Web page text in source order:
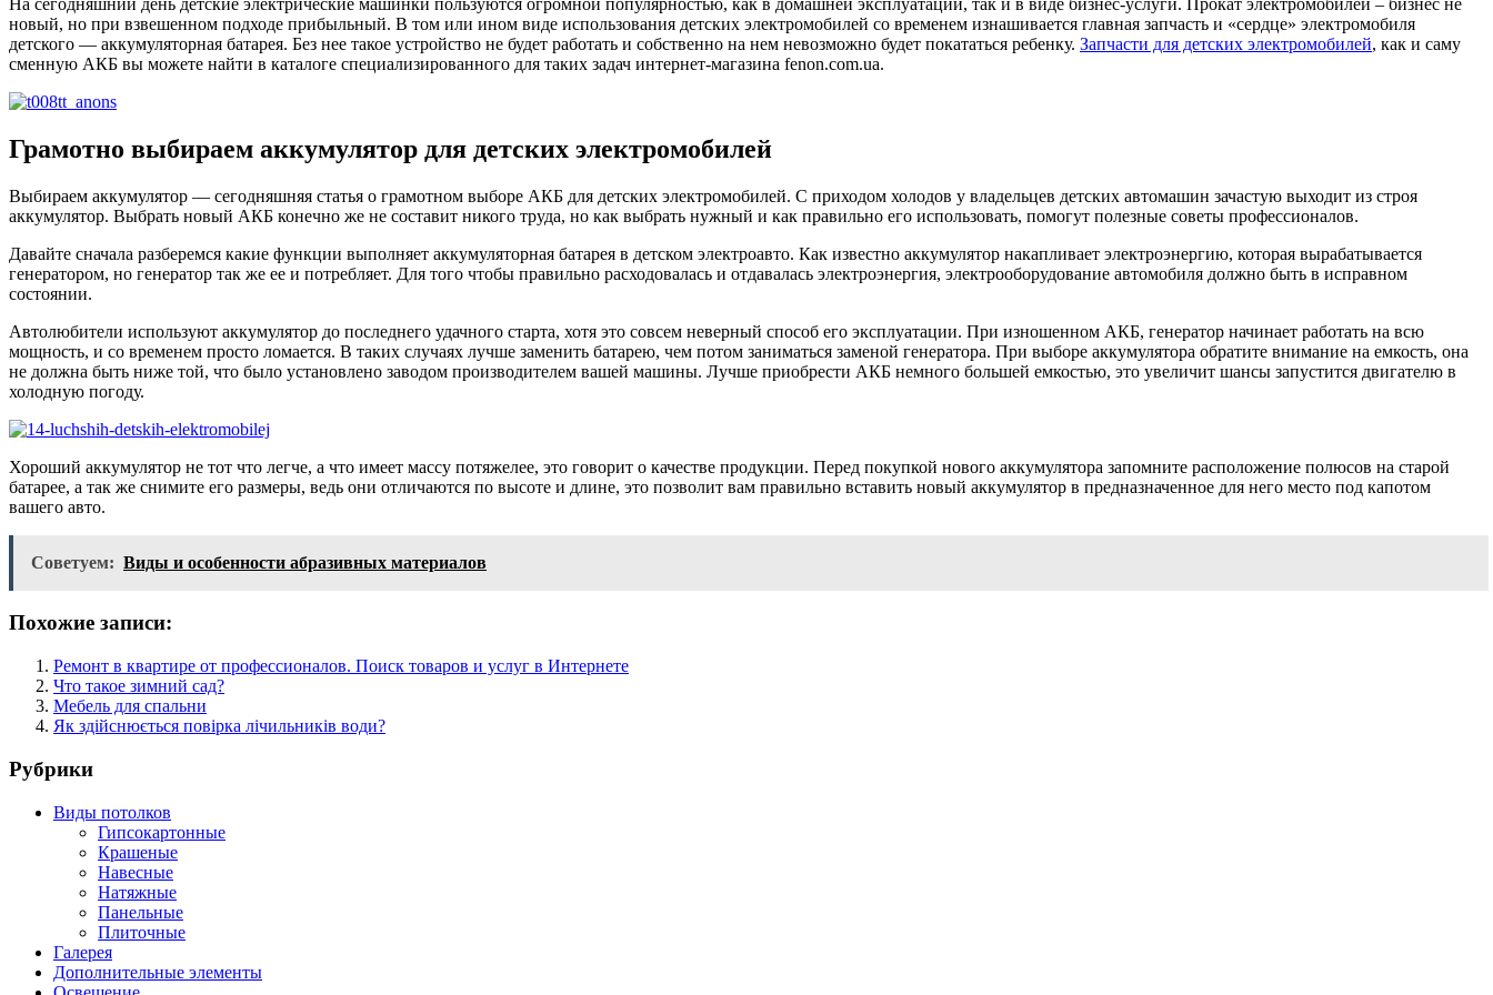
новый, но при взвешенном подходе прибыльный. В том или ином виде использования детских электромобилей со временем изнашивается главная запчасть и «сердце» электромобиля
детского — аккумуляторная батарея. Без нее такое устройство не будет работать и собственно на нем невозможно будет покататься ребенку. Запчасти для детских электромобилей, как и саму
сменную АКБ вы можете найти в каталоге специализированного для таких задач интернет-магазина fenon.com.ua.
Грамотно выбираем аккумулятор для детских электромобилей
Выбираем аккумулятор — сегодняшняя статья о грамотном выборе АКБ для детских электромобилей. С приходом холодов у владельцев детских автомашин зачастую выходит из строя
аккумулятор. Выбрать новый АКБ конечно же не составит никого труда, но как выбрать нужный и как правильно его использовать, помогут полезные советы профессионалов.
Давайте сначала разберемся какие функции выполняет аккумуляторная батарея в детском электроавто. Как известно аккумулятор накапливает электроэнергию, которая вырабатывается
генератором, но генератор так же ее и потребляет. Для того чтобы правильно расходовалась и отдавалась электроэнергия, электрооборудование автомобиля должно быть в исправном
состоянии.
Автолюбители используют аккумулятор до последнего удачного старта, хотя это совсем неверный способ его эксплуатации. При изношенном АКБ, генератор начинает работать на всю
мощность, и со временем просто ломается. В таких случаях лучше заменить батарею, чем потом заниматься заменой генератора. При выборе аккумулятора обратите внимание на емкость, она
не должна быть ниже той, что было установлено заводом производителем вашей машины. Лучше приобрести АКБ немного большей емкостью, это увеличит шансы запустится двигателю в
холодную погоду.
Хороший аккумулятор не тот что легче, а что имеет массу потяжелее, это говорит о качестве продукции. Перед покупкой нового аккумулятора запомните расположение полюсов на старой
батарее, а так же снимите его размеры, ведь они отличаются по высоте и длине, это позволит вам правильно вставить новый аккумулятор в предназначенное для него место под капотом
вашего авто.
Советуем: Виды и особенности абразивных материалов
Похожие записи:
Ремонт в квартире от профессионалов. Поиск товаров и услуг в Интернете
Что такое зимний сад?
Мебель для спальни
Як здійснюється повірка лічильників води?
Рубрики
Виды потолков
Гипсокартонные
Крашеные
Навесные
Натяжные
Панельные
Плиточные
Галерея
Дополнительные элементы